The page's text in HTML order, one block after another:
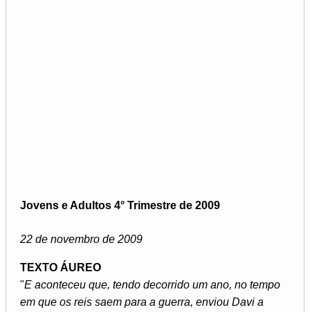
Jovens e Adultos 4° Trimestre de 2009
22 de novembro de 2009
TEXTO ÁUREO
"E aconteceu que, tendo decorrido um ano, no tempo
em que os reis saem para a guerra, enviou Davi a